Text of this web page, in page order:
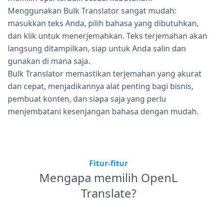
Menggunakan Bulk Translator sangat mudah:
masukkan teks Anda, pilih bahasa yang dibutuhkan,
dan klik untuk menerjemahkan. Teks terjemahan akan
langsung ditampilkan, siap untuk Anda salin dan
gunakan di mana saja.
Bulk Translator memastikan terjemahan yang akurat
dan cepat, menjadikannya alat penting bagi bisnis,
pembuat konten, dan siapa saja yang perlu
menjembatani kesenjangan bahasa dengan mudah.
Fitur-fitur
Mengapa memilih OpenL
Translate?